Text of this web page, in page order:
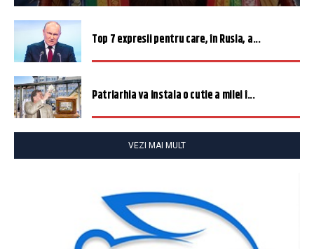
Top 7 expresii pentru care, în Rusia, a...
Patriarhia va instala o cutie a milei î...
VEZI MAI MULT